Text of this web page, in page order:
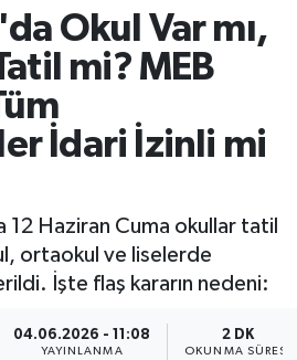
Okul Var mı,
mi? MEB
İdari İzinli mi
12 Haziran Cuma okullar tatil
ortaokul ve liselerde
İşte flaş kararın nedeni:
04.06.2026 - 11:08
YAYINLANMA
2 DK
OKUNMA SÜRESI
Vakitleri
Haritası
ve Fikstür